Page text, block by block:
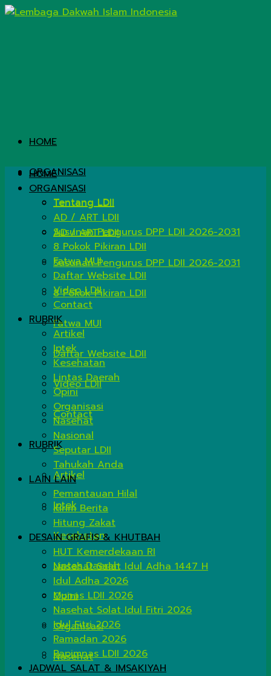
HOME
ORGANISASI
Tentang LDII
AD / ART LDII
Susunan Pengurus DPP LDII 2026-2031
8 Pokok Pikiran LDII
Fatwa MUI
Daftar Website LDII
Video LDII
Contact
RUBRIK
Artikel
Iptek
Kesehatan
Lintas Daerah
Opini
Organisasi
Nasehat
HOME
ORGANISASI
Tentang LDII
AD / ART LDII
Susunan Pengurus DPP LDII 2026-2031
8 Pokok Pikiran LDII
Fatwa MUI
Daftar Website LDII
Video LDII
Contact
RUBRIK
Artikel
Iptek
Kesehatan
Lintas Daerah
Opini
Organisasi
Nasehat
Nasional
Seputar LDII
Tahukah Anda
LAIN LAIN
Pemantauan Hilal
Kirim Berita
Hitung Zakat
DESAIN GRAFIS & KHUTBAH
HUT Kemerdekaan RI
Nasehat Salat Idul Adha 1447 H
Idul Adha 2026
Munas LDII 2026
Nasehat Solat Idul Fitri 2026
Idul Fitri 2026
Ramadan 2026
Rapimnas LDII 2026
JADWAL SALAT & IMSAKIYAH